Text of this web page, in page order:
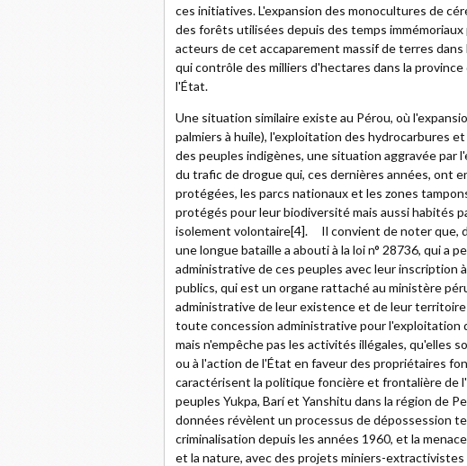
ces initiatives. L'expansion des monocultures de
des forêts utilisées depuis des temps
acteurs de cet accaparement massif de terres
qui contrôle des milliers d'hectares dans la
l'État.
Une situation similaire existe au Pérou, où
palmiers à huile), l'exploitation des hydrocarbures
des peuples indigènes, une situation aggravée par
du trafic de drogue qui, ces dernières années, ont
protégées, les parcs nationaux et les zones
protégés pour leur biodiversité mais aussi habités
isolement volontaire[4]. Il convient de noter que,
une longue bataille a abouti à la loi n° 28736, qui a
administrative de ces peuples avec leur inscription
publics, qui est un organe rattaché au ministère
administrative de leur existence et de leur
toute concession administrative pour l'exploitation
mais n'empêche pas les activités illégales, qu'elles
ou à l'action de l'État en faveur des propriétaires
caractérisent la politique foncière et frontalière de
peuples Yukpa, Barí et Yanshitu dans la région de
données révèlent un processus de dépossession
criminalisation depuis les années 1960, et la
et la nature, avec des projets miniers-